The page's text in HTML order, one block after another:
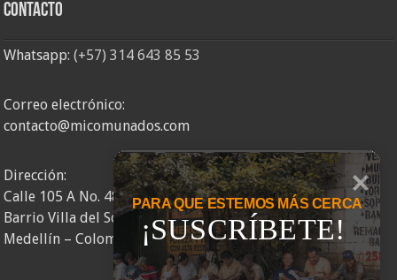
Contacto
Whatsapp:(+57) 314 643 85 53
Correo electrónico:
contacto@micomunados.com
Dirección:
Calle 105 A No. 48AA – 58
Barrio Villa del Socorro
Medellín – Colombia
PARA QUE ESTEMOS MÁS CERCA
¡SUSCRÍBETE!